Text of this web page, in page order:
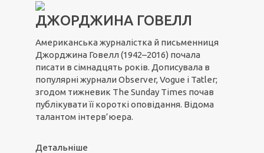
ДЖОРДЖИНА ГОВЕЛЛ
Американська журналістка й письменниця
Джорджина Говелл (1942–2016) почала
писати в сімнадцять років. Дописувала в
популярні журнали Observer, Vogue і Tatler;
згодом тижневик The Sunday Times почав
публікувати її короткі оповідання. Відома
талантом інтерв’юера.
Детальніше